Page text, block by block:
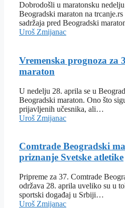
Dobrodošli u maratonsku
Beogradski maraton na
sadržaja pred Beogradski
Uroš Zmijanac
Vremenska prognoza za
maraton
U nedelju 28. aprila se u
Beogradski maraton. Ono što
prijavljenih učesnika, ali…
Uroš Zmijanac
Comtrade Beogradski
priznanje Svetske atletike
Pripreme za 37. Comtrade
održava 28. aprila uveliko su u
sportski događaj u Srbiji…
Uroš Zmijanac